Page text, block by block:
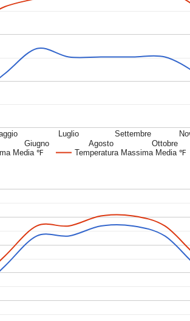
Media ℉ Temperatura Massima Media ℉
Giugno
Luglio
Agosto
Settembre
Ottobre